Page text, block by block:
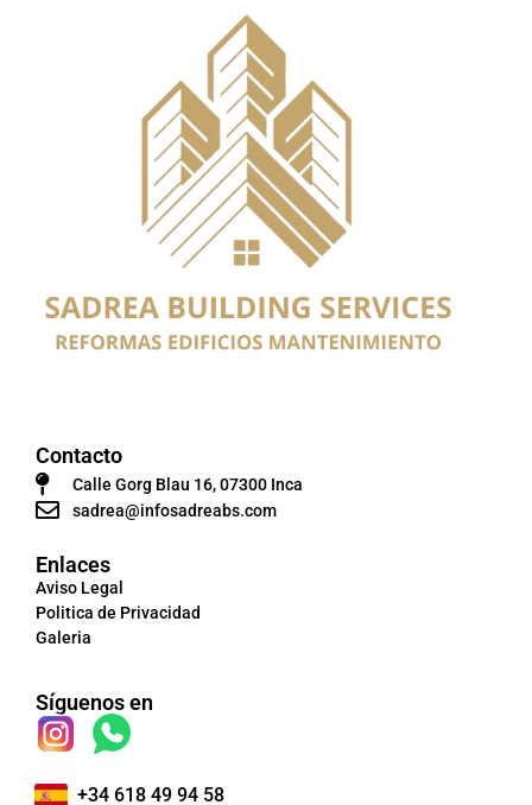
Contacto
Calle Gorg Blau 16, 07300 Inca
sadrea@infosadreabs.com
Enlaces
Aviso Legal
Politica de Privacidad
Galeria
Síguenos en
+34 618 49 94 58